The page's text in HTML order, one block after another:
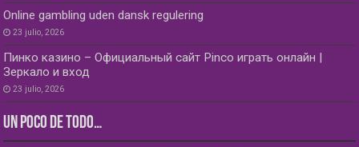
Online gambling uden dansk regulering
23 julio, 2026
Пинко казино – Официальный сайт Pinco играть онлайн |
Зеркало и вход
23 julio, 2026
UN POCO DE TODO…